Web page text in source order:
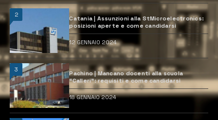
2
Catania | Assunzioni alla StMicroelectronics:
posizioni aperte e come candidarsi
12 GENNAIO 2024
3
Pachino | Mancano docenti alla scuola
“Calleri”: requisiti e come candidarsi
18 GENNAIO 2024